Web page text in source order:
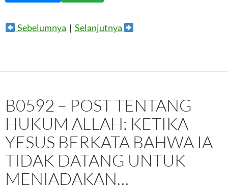
Sebelumnya | Selanjutnya
B0592 – POST TENTANG
HUKUM ALLAH: KETIKA
YESUS BERKATA BAHWA IA
TIDAK DATANG UNTUK
MENIADAKAN…